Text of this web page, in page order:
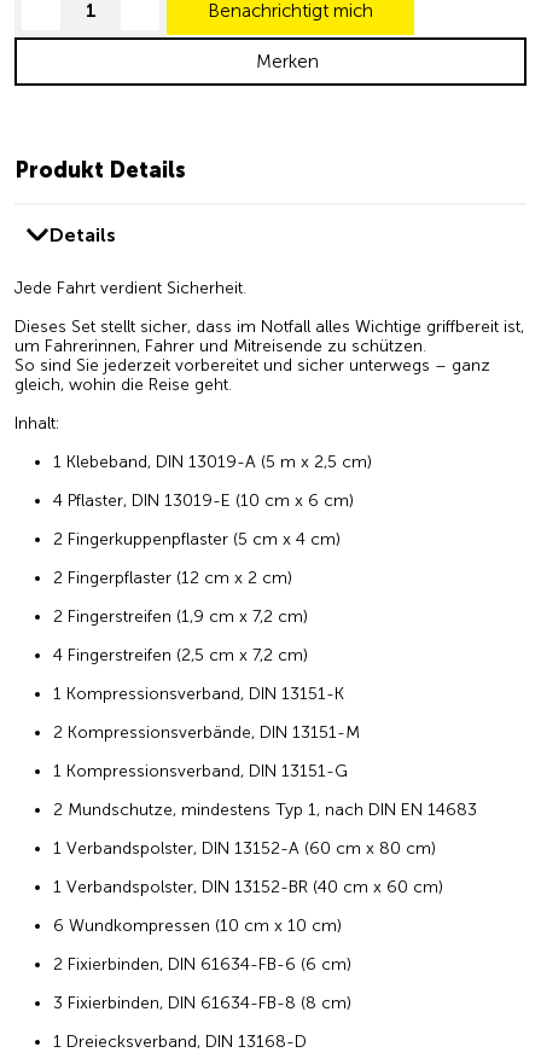
decrease quantityincrease quantity
Benachrichtigt mich
Merken
Produkt Details
Details
Jede Fahrt verdient Sicherheit.
Dieses Set stellt sicher, dass im Notfall alles Wichtige griffbereit ist,
um Fahrerinnen, Fahrer und Mitreisende zu schützen.
So sind Sie jederzeit vorbereitet und sicher unterwegs – ganz
gleich, wohin die Reise geht.
Inhalt:
1 Klebeband, DIN 13019-A (5 m x 2,5 cm)
4 Pflaster, DIN 13019-E (10 cm x 6 cm)
2 Fingerkuppenpflaster (5 cm x 4 cm)
2 Fingerpflaster (12 cm x 2 cm)
2 Fingerstreifen (1,9 cm x 7,2 cm)
4 Fingerstreifen (2,5 cm x 7,2 cm)
1 Kompressionsverband, DIN 13151-K
2 Kompressionsverbände, DIN 13151-M
1 Kompressionsverband, DIN 13151-G
2 Mundschutze, mindestens Typ 1, nach DIN EN 14683
1 Verbandspolster, DIN 13152-A (60 cm x 80 cm)
1 Verbandspolster, DIN 13152-BR (40 cm x 60 cm)
6 Wundkompressen (10 cm x 10 cm)
2 Fixierbinden, DIN 61634-FB-6 (6 cm)
3 Fixierbinden, DIN 61634-FB-8 (8 cm)
1 Dreiecksverband, DIN 13168-D